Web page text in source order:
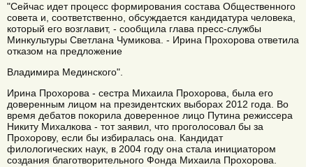
"Сейчас идет процесс формирования состава Общественного
совета и, соответственно, обсуждается кандидатура человека,
который его возглавит, - сообщила глава пресс-службы
Минкультуры Светлана Чумикова. - Ирина Прохорова ответила
отказом на предложение
Владимира Мединского".
Ирина Прохорова - сестра Михаила Прохорова, была его
доверенным лицом на президентских выборах 2012 года. Во
время дебатов покорила доверенное лицо Путина режиссера
Никиту Михалкова - тот заявил, что проголосовал бы за
Прохорову, если бы избиралась она. Кандидат
филологических наук, в 2004 году она стала инициатором
создания благотворительного Фонда Михаила Прохорова.